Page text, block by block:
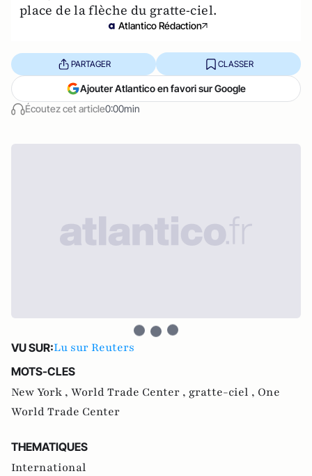
place de la flèche du gratte-ciel.
Atlantico Rédaction
Écoutez cet article0:00min
PARTAGER CLASSER
Ajouter Atlantico en favori sur Google
VU SUR:Lu sur Reuters
MOTS-CLES
New York , World Trade Center , gratte-ciel , One
World Trade Center
THEMATIQUES
International